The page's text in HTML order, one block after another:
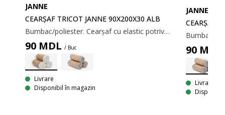
JANNE
CEARȘAF TRICOT JANNE 90X200X30 ALB
Bumbac/poliester. Cearșaf cu elastic potrivit pentru saltelele cu cadru, arcuri și spumă. Cu margini elastice. 80/90x200x30 cm
90MDL / Buc
Livrare
Disponibil în magazin
JANNE
CEARȘAF
90MDL
Livrare
Disponibil